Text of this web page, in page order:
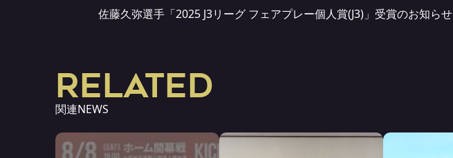
佐藤久弥選手「2025 J3リーグ フェアプレー個人賞(J3)」受賞のお知らせ
RELATED
関連NEWS